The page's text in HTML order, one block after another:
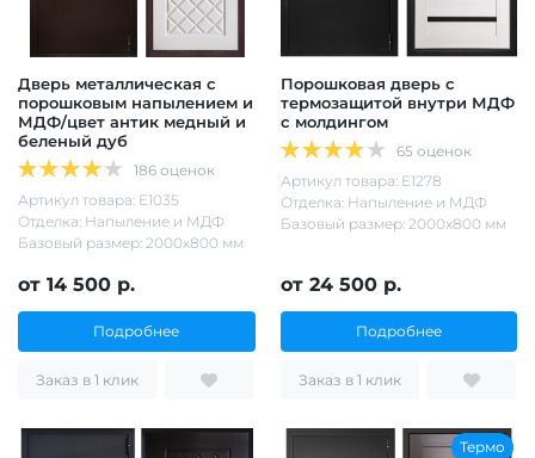
Дверь металлическая с
порошковым напылением и
МДФ/цвет антик медный и
беленый дуб
186 оценок
Артикул товара: Е1035
Отделка: Напыление и МДФ
Базовый размер: 2000х800 мм
от 14 500 р.
Подробнее
Заказ в 1 клик
Порошковая дверь с
термозащитой внутри МДФ
с молдингом
65 оценок
Артикул товара: Е1278
Отделка: Напыление и МДФ
Базовый размер: 2000х800 мм
от 24 500 р.
Подробнее
Заказ в 1 клик
Термо